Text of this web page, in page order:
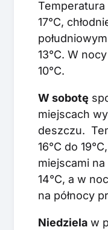
Temperatura
17°C,
13°C. W
10°C.
W sobotę
miejscach
deszczu.
16°C do
miejscami
14°C, a w
na północy
Niedziela w